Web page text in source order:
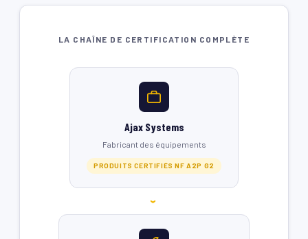
LA CHAÎNE DE CERTIFICATION COMPLÈTE
Ajax Systems
Fabricant des équipements
PRODUITS CERTIFIÉS NF A2P G2
›